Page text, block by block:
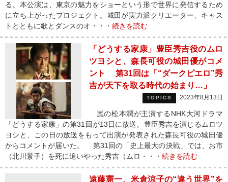
る。本公演は、東京の魅力をショーという形で世界に発信するため
に立ち上がったプロジェクト。城田が実力派クリエーター、キャス
トとともに歌とダンスのオ・・・ 続きを読む
「どうする家康」豊臣秀吉役のムロ
ツヨシと、森長可役の城田優がコメ
ント 第31回は「“ダークピエロ”秀
吉が天下を取る時代の始まり…」
TOPICS 2023年8月13日
嵐の松本潤が主演するNHK大河ドラマ
「どうする家康」の第31回が13日に放送。豊臣秀吉を演じるムロツ
ヨシと、この日の放送をもって出演が発表された森長可役の城田優
からコメントが届いた。 第31回の「史上最大の決戦」では、お市
（北川景子）を死に追いやった秀吉（ムロ・・・ 続きを読む
遠藤憲一、米倉涼子の“違う世界”を